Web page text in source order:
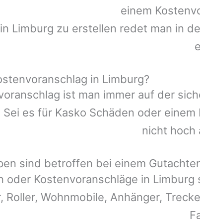
einem
Limburg zu erstellen redet man in
in Limburg?
ist man immer auf der
es für Kasko Schäden oder
nicht hoch
sind betroffen bei einem
oder Kostenvoranschläge in Limburg
Roller, Wohnmobile, Anhänger,